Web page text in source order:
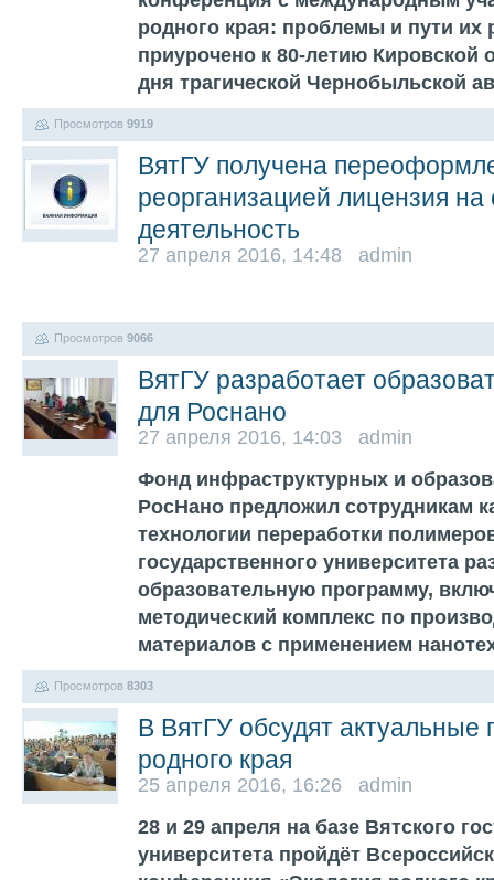
родного края: проблемы и пути
приурочено к 80-летию Кировской
дня трагической Чернобыльской
Просмотров 9919
ВятГУ получена
реорганизацией лицензия
деятельность
27 апреля 2016, 14:48 admin
Просмотров 9066
ВятГУ разработает
для Роснано
27 апреля 2016, 14:03 admin
Фонд инфраструктурных и
РосНано предложил сотрудникам
технологии переработки
государственного университета
образовательную программу,
методический комплекс по
материалов с применением
Просмотров 8303
В ВятГУ обсудят актуальные
родного края
25 апреля 2016, 16:26 admin
28 и 29 апреля на базе Вятского
университета пройдёт